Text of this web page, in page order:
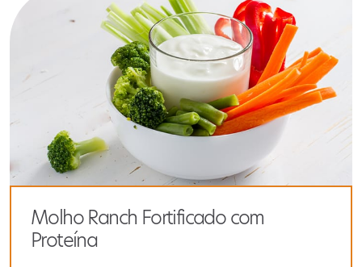
Molho Ranch Fortificado com
Proteína